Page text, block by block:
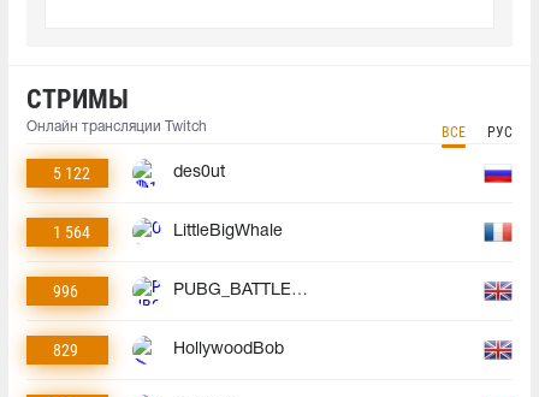
СТРИМЫ
Онлайн трансляции Twitch ВСЕ РУС
5 122 des0ut
1 564 LittleBigWhale
996 PUBG_BATTLEGROUNDS
829 HollywoodBob